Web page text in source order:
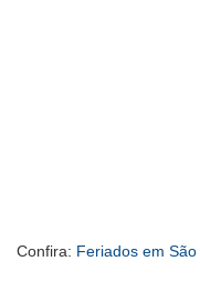
Confira: Feriados em